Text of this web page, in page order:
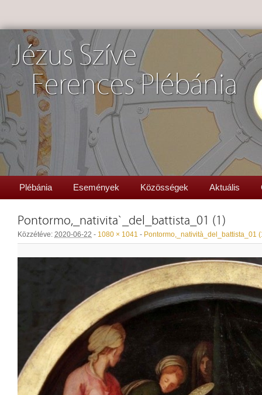
Jézus Szíve
Ferences Plébánia
Plébánia Események Közösségek Aktuális
Pontormo,_natività_del_battista_01 (1)
Közzétéve: 2020-06-22 - 1080 × 1041 - Pontormo,_natività_del_battista_01